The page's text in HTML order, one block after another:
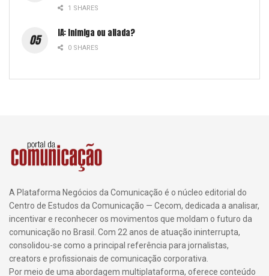
1 SHARES
IA: Inimiga ou aliada?
0 SHARES
A Plataforma Negócios da Comunicação é o núcleo editorial do
Centro de Estudos da Comunicação — Cecom, dedicada a analisar,
incentivar e reconhecer os movimentos que moldam o futuro da
comunicação no Brasil. Com 22 anos de atuação ininterrupta,
consolidou-se como a principal referência para jornalistas,
creators e profissionais de comunicação corporativa.
Por meio de uma abordagem multiplataforma, oferece conteúdo